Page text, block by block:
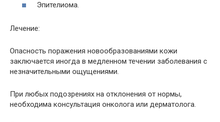
Эпителиома.
Лечение:
Опасность поражения новообразованиями кожи
заключается иногда в медленном течении заболевания с
незначительными ощущениями.
При любых подозрениях на отклонения от нормы,
необходима консультация онколога или дерматолога.